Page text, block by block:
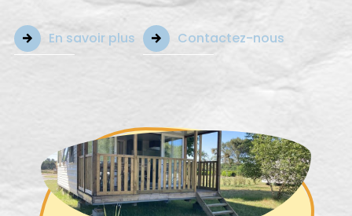
En savoir plus Contactez-nous